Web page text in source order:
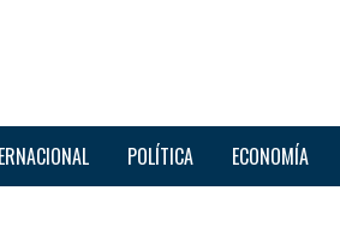
POLÍTICA ECONOMÍA